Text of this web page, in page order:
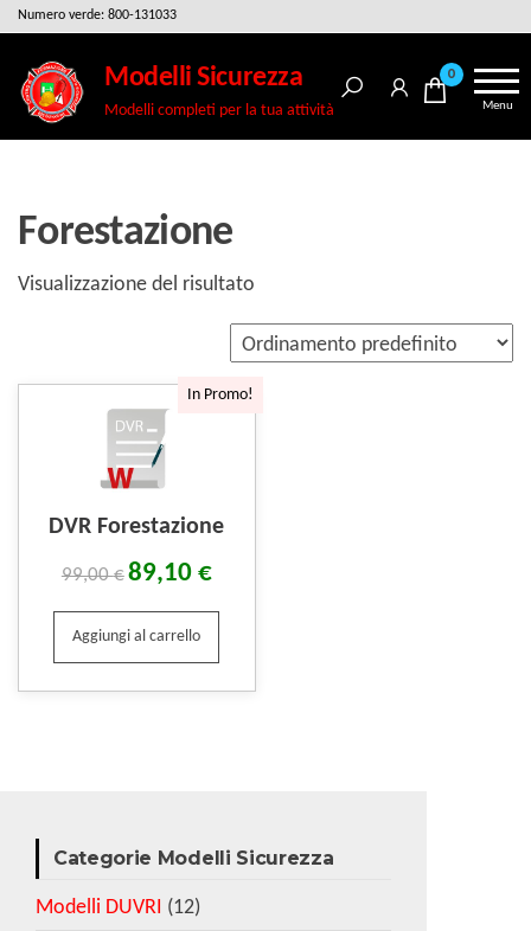
Salta
vai
contenuto
Numero verde: 800-131033
Modelli Sicurezza
Modelli completi per la tua attività
0
Menu
Forestazione
Visualizzazione del risultato
In Promo!
DVR Forestazione
99,00€89,10 €
Aggiungi al carrello
Categorie Modelli Sicurezza
Modelli DUVRI (12)